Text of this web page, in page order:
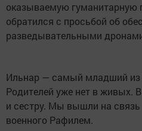
оказываемую гуманитарную
обратился с просьбой об
разведывательными
Ильнар — самый младший из
Родителей уже нет в живых.
и сестру. Мы вышли на
военного Рафилем.